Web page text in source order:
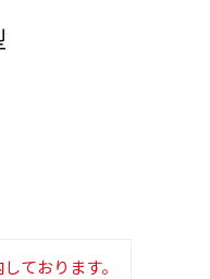
ております。